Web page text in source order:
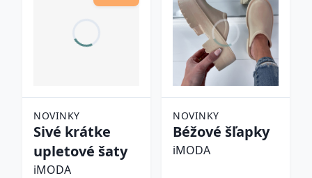
NOVINKY
Sivé krátke
upletové šaty
iMODA
NOVINKY
Béžové šľapky
iMODA